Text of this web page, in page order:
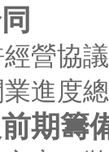
協議
進度
期籌